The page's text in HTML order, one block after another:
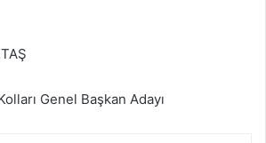
Genel Başkan Adayı